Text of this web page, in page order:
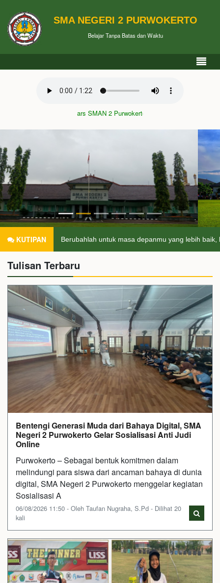
SMA NEGERI 2 PURWOKERTO
Belajar Tanpa Batas dan Waktu
Mars SMAN 2 Purwokerto
KUTIPAN
"RUBIKON"
"RUBIKON" Berubahlah untuk masa depanmu yang lebih
Tulisan Terbaru
Bentengi Generasi Muda dari Bahaya Digital, SMA
Negeri 2 Purwokerto Gelar Sosialisasi Anti Judi
Online
Purwokerto – Sebagai bentuk komitmen dalam
melindungi para siswa dari ancaman bahaya di dunia
digital, SMA Negeri 2 Purwokerto menggelar kegiatan
Sosialisasi A
06/08/2026 11:50 - Oleh Taufan Nugraha, S.Pd - Dilihat 20
kali